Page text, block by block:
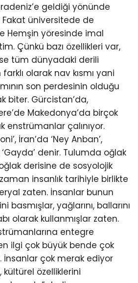
geldiği yönünde
üniversitede de
Hemşin yöresinde imal
Çünkü bazı özellikleri var,
tüm dünyadaki derili
olarak nav kısmı yani
son perdesinin olduğu
biter. Gürcistan’da,
Makedonya’da birçok
enstrümanlar çalınıyor.
İran’da ‘Ney Anban’,
denir. Tulumda oğlak
derisine de sosyolojik
zaman insanlık tarihiyle birlikte
zaten. İnsanlar bunun
basmışlar, yağlarını, ballarını
olarak kullanmışlar zaten.
entegre
ilgi çok büyük bende çok
İnsanlar çok merak ediyor
kültürel özelliklerini